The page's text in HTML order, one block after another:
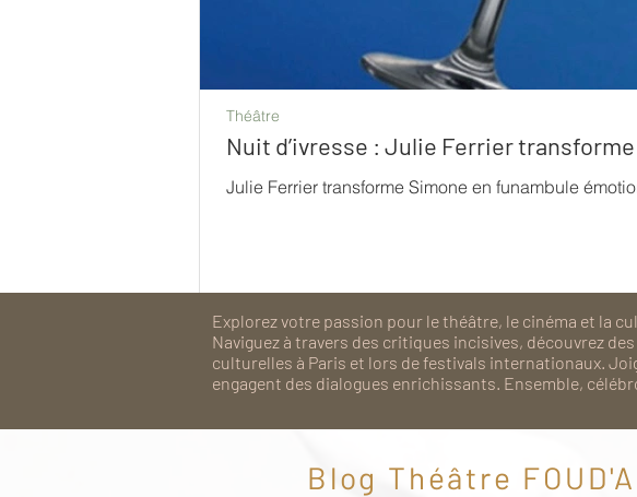
Nuit d’ivresse : Julie Ferrier
Julie Ferrier transforme Simone en funambule
Théâtre
Explorez votre passion pour le théâtre, le cinéma et la
Naviguez à travers des critiques incisives, découvrez
culturelles à Paris et lors de festivals internationaux.
engagent des dialogues enrichissants. Ensemble,
Blog Théâtre